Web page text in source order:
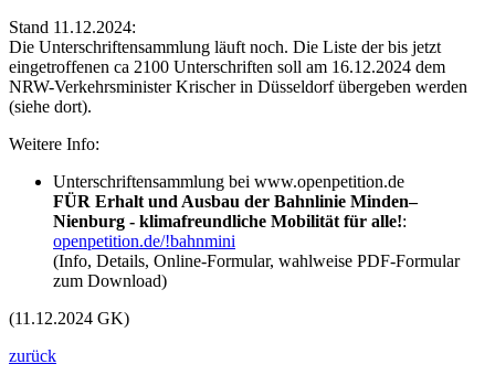
Stand 11.12.2024:
Die Unterschriftensammlung läuft noch. Die Liste der bis jetzt
eingetroffenen ca 2100 Unterschriften soll am 16.12.2024 dem
NRW-Verkehrsminister Krischer in Düsseldorf übergeben werden
(siehe dort).
Weitere Info:
Unterschriftensammlung bei www.openpetition.de
FÜR Erhalt und Ausbau der Bahnlinie Minden–
Nienburg - klimafreundliche Mobilität für alle!:
openpetition.de/!bahnmini
(Info, Details, Online-Formular, wahlweise PDF-Formular
zum Download)
(11.12.2024 GK)
zurück